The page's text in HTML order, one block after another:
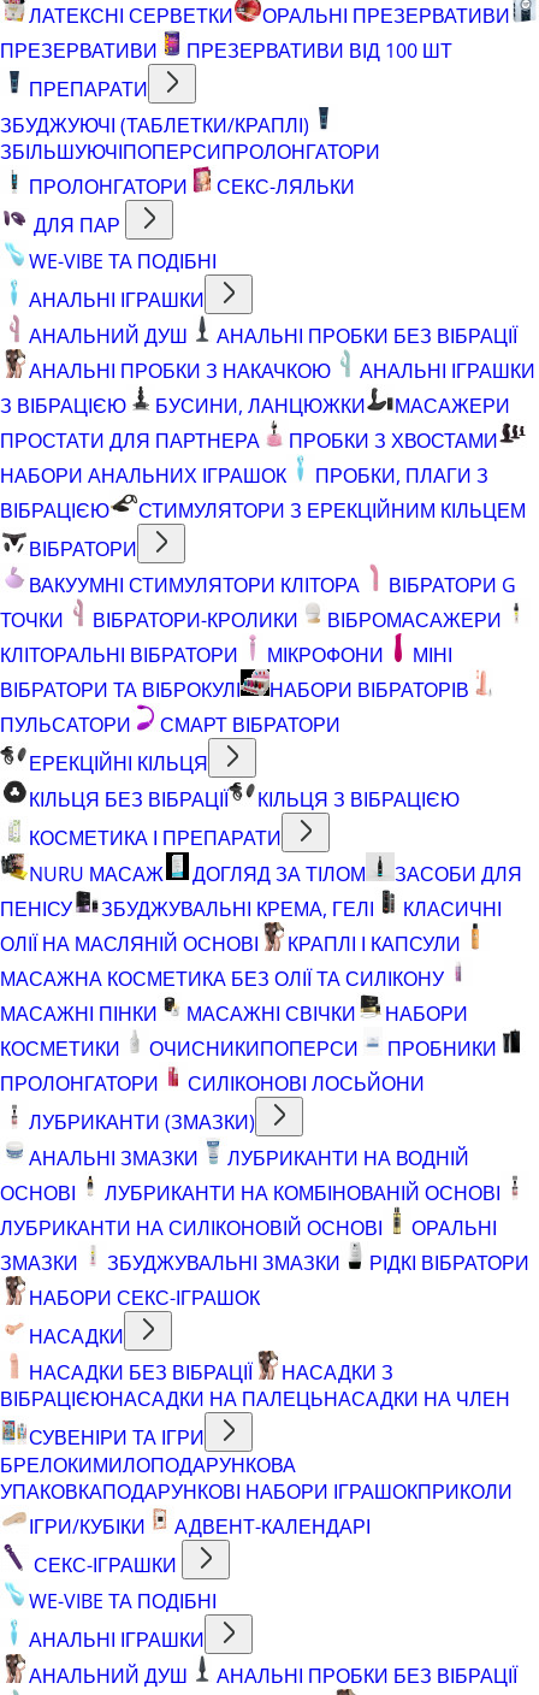
ЛАТЕКСНІ СЕРВЕТКИ
ОРАЛЬНІ ПРЕЗЕРВАТИВИ
ПРЕЗЕРВАТИВИ
ПРЕЗЕРВАТИВИ ВІД 100 ШТ
ПРЕПАРАТИ
ЗБУДЖУЮЧІ (ТАБЛЕТКИ/КРАПЛІ)
ЗБІЛЬШУЮЧІПОПЕРСИПРОЛОНГАТОРИ
ПРОЛОНГАТОРИ
СЕКС-ЛЯЛЬКИ
ДЛЯ ПАР
WE-VIBE ТА ПОДІБНІ
АНАЛЬНІ ІГРАШКИ
АНАЛЬНИЙ ДУШ
АНАЛЬНІ ПРОБКИ БЕЗ ВІБРАЦІЇ
АНАЛЬНІ ПРОБКИ З НАКАЧКОЮ
АНАЛЬНІ ІГРАШКИ
З ВІБРАЦІЄЮ
БУСИНИ, ЛАНЦЮЖКИ
МАСАЖЕРИ
ПРОСТАТИ ДЛЯ ПАРТНЕРА
ПРОБКИ З ХВОСТАМИ
НАБОРИ АНАЛЬНИХ ІГРАШОК
ПРОБКИ, ПЛАГИ З
ВІБРАЦІЄЮ
СТИМУЛЯТОРИ З ЕРЕКЦІЙНИМ КІЛЬЦЕМ
ВІБРАТОРИ
ВАКУУМНІ СТИМУЛЯТОРИ КЛІТОРА
ВІБРАТОРИ G
ТОЧКИ
ВІБРАТОРИ-КРОЛИКИ
ВІБРОМАСАЖЕРИ
КЛІТОРАЛЬНІ ВІБРАТОРИ
МІКРОФОНИ
МІНІ
ВІБРАТОРИ ТА ВІБРОКУЛІ
НАБОРИ ВІБРАТОРІВ
ПУЛЬСАТОРИ
СМАРТ ВІБРАТОРИ
ЕРЕКЦІЙНІ КІЛЬЦЯ
КІЛЬЦЯ БЕЗ ВІБРАЦІЇ
КІЛЬЦЯ З ВІБРАЦІЄЮ
КОСМЕТИКА І ПРЕПАРАТИ
NURU МАСАЖ
ДОГЛЯД ЗА ТІЛОМ
ЗАСОБИ ДЛЯ
ПЕНІСУ
ЗБУДЖУВАЛЬНІ КРЕМА, ГЕЛІ
КЛАСИЧНІ
ОЛІЇ НА МАСЛЯНІЙ ОСНОВІ
КРАПЛІ І КАПСУЛИ
МАСАЖНА КОСМЕТИКА БЕЗ ОЛІЇ ТА СИЛІКОНУ
МАСАЖНІ ПІНКИ
МАСАЖНІ СВІЧКИ
НАБОРИ
КОСМЕТИКИ
ОЧИСНИКИПОПЕРСИ
ПРОБНИКИ
ПРОЛОНГАТОРИ
СИЛІКОНОВІ ЛОСЬЙОНИ
ЛУБРИКАНТИ (ЗМАЗКИ)
АНАЛЬНІ ЗМАЗКИ
ЛУБРИКАНТИ НА ВОДНІЙ
ОСНОВІ
ЛУБРИКАНТИ НА КОМБІНОВАНІЙ ОСНОВІ
ЛУБРИКАНТИ НА СИЛІКОНОВІЙ ОСНОВІ
ОРАЛЬНІ
ЗМАЗКИ
ЗБУДЖУВАЛЬНІ ЗМАЗКИ
РІДКІ ВІБРАТОРИ
НАБОРИ СЕКС-ІГРАШОК
НАСАДКИ
НАСАДКИ БЕЗ ВІБРАЦІЇ
НАСАДКИ З
ВІБРАЦІЄЮНАСАДКИ НА ПАЛЕЦЬНАСАДКИ НА ЧЛЕН
СУВЕНІРИ ТА ІГРИ
БРЕЛОКИМИЛОПОДАРУНКОВА
УПАКОВКАПОДАРУНКОВІ НАБОРИ ІГРАШОКПРИКОЛИ
ІГРИ/КУБІКИ
АДВЕНТ-КАЛЕНДАРІ
СЕКС-ІГРАШКИ
WE-VIBE ТА ПОДІБНІ
АНАЛЬНІ ІГРАШКИ
АНАЛЬНИЙ ДУШ
АНАЛЬНІ ПРОБКИ БЕЗ ВІБРАЦІЇ